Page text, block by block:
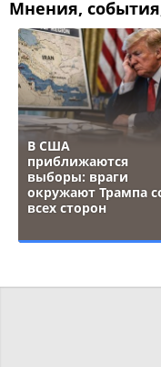
Мнения,
В США
приближаются
выборы: враги
окружают Трампа
всех сторон